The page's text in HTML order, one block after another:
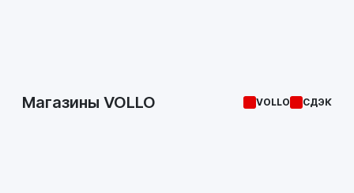
Магазины VOLLO VOLLO СДЭК